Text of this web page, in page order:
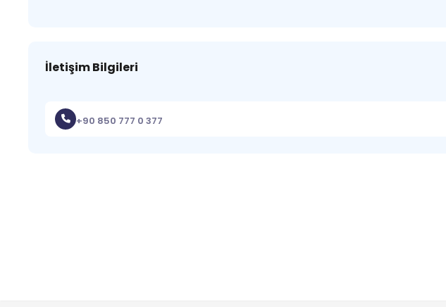
İletişim Bilgileri
+90 850 777 0 377